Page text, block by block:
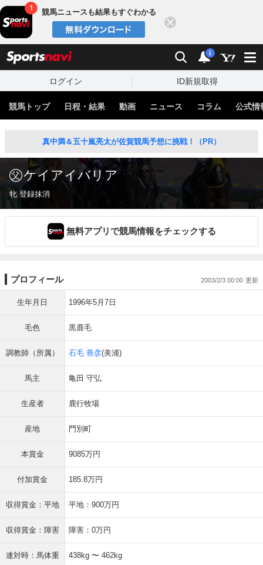
競馬ニュースも結果もすぐわかる
検索 通知
i
ログイン ID新規取得
競馬トップ 日程・結果 動画 ニュース コラム 公式情
真中満＆五十嵐亮太が佐賀競馬予想に挑戦！（PR）
ケイアイバリア
牝 登録抹消
無料アプリで競馬情報をチェックする
プロフィール 2003/2/3 00:00
生年月日 1996年5月7日
毛色 黒鹿毛
調教師（所属） 石毛 善彦(美浦)
馬主 亀田 守弘
生産者 鹿行牧場
産地 門別町
本賞金 9085万円
付加賞金 185.8万円
収得賞金：平地 平地：900万円
収得賞金：障害 障害：0万円
連対時：馬体重 438kg 〜 462kg